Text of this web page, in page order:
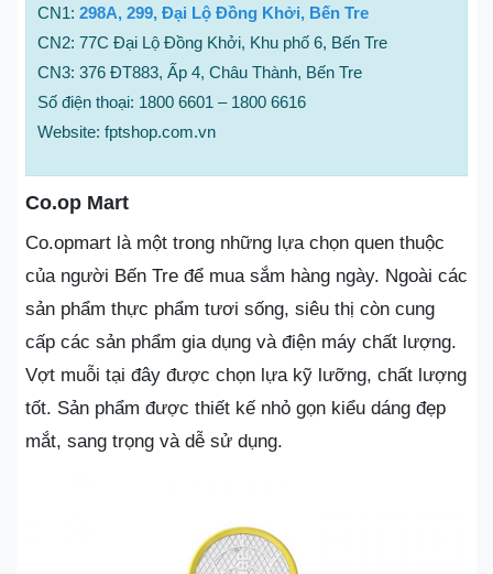
CN1: 298A, 299, Đại Lộ Đồng Khởi, Bến Tre
CN2: 77C Đại Lộ Đồng Khởi, Khu phố 6, Bến Tre
CN3: 376 ĐT883, Ấp 4, Châu Thành, Bến Tre
Số điện thoại: 1800 6601 – 1800 6616
Website: fptshop.com.vn
Co.op Mart
Co.opmart là một trong những lựa chọn quen thuộc
của người Bến Tre để mua sắm hàng ngày. Ngoài các
sản phẩm thực phẩm tươi sống, siêu thị còn cung
cấp các sản phẩm gia dụng và điện máy chất lượng.
Vợt muỗi tại đây được chọn lựa kỹ lưỡng, chất lượng
tốt. Sản phẩm được thiết kế nhỏ gọn kiểu dáng đẹp
mắt, sang trọng và dễ sử dụng.